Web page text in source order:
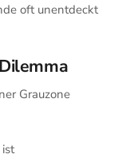
oft unentdeckt
Grauzone